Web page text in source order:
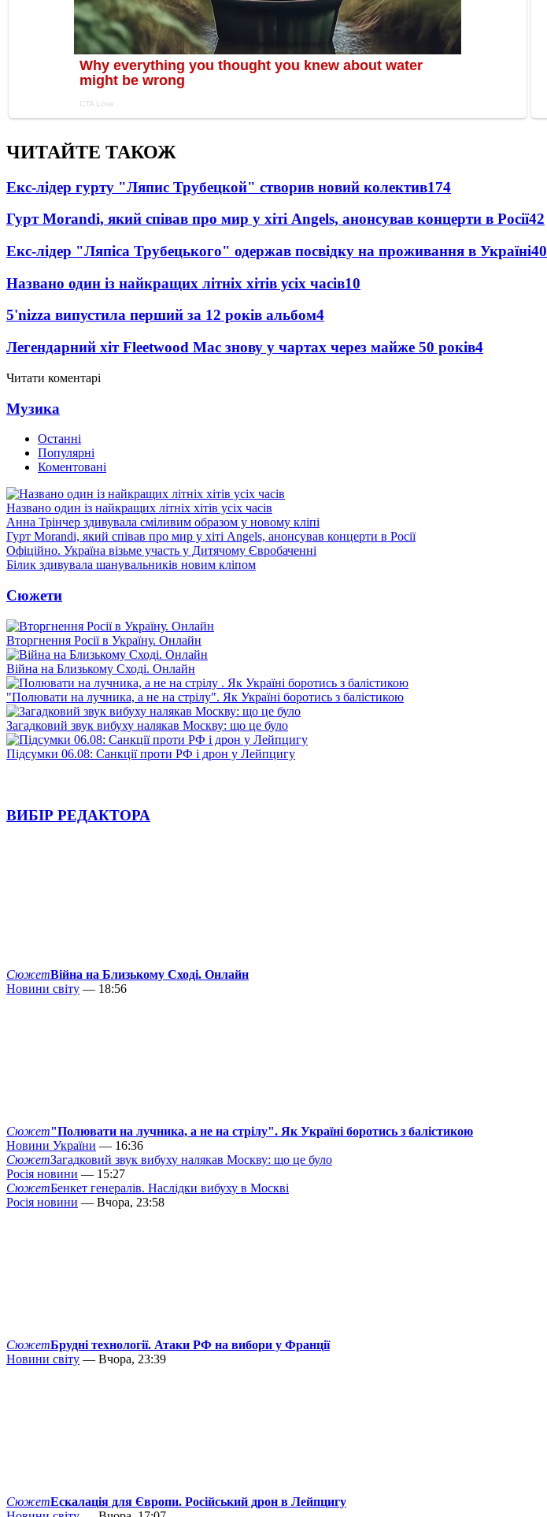
ЧИТАЙТЕ ТАКОЖ
Екс-лідер гурту "Ляпис Трубецкой" створив новий колектив174
Гурт Morandi, який співав про мир у хіті Angels, анонсував концерти в Росії42
Екс-лідер "Ляпіса Трубецького" одержав посвідку на проживання в Україні40
Названо один із найкращих літніх хітів усіх часів10
5'nizza випустила перший за 12 років альбом4
Легендарний хіт Fleetwood Mac знову у чартах через майже 50 років4
Читати коментарі
Музика
Останні
Популярні
Коментовані
Названо один із найкращих літніх хітів усіх часів
Анна Трінчер здивувала сміливим образом у новому кліпі
Гурт Morandi, який співав про мир у хіті Angels, анонсував концерти в Росії
Офіційно. Україна візьме участь у Дитячому Євробаченні
Білик здивувала шанувальників новим кліпом
Сюжети
Вторгнення Росії в Україну. Онлайн
Війна на Близькому Сході. Онлайн
"Полювати на лучника, а не на стрілу". Як Україні боротись з балістикою
Загадковий звук вибуху налякав Москву: що це було
Підсумки 06.08: Санкції проти РФ і дрон у Лейпцигу
ВИБІР РЕДАКТОРА
СюжетВійна на Близькому Сході. Онлайн
Новини світу — 18:56
Сюжет"Полювати на лучника, а не на стрілу". Як Україні боротись з балістикою
Новини України — 16:36
СюжетЗагадковий звук вибуху налякав Москву: що це було
Росія новини — 15:27
СюжетБенкет генералів. Наслідки вибуху в Москві
Росія новини — Вчора, 23:58
СюжетБрудні технології. Атаки РФ на вибори у Франції
Новини світу — Вчора, 23:39
СюжетЕскалація для Європи. Російський дрон в Лейпцигу